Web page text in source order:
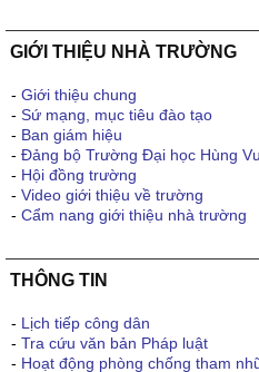
GIỚI THIỆU NHÀ TRƯỜNG
- Giới thiệu chung
- Sứ mạng, mục tiêu đào tạo
- Ban giám hiệu
- Đảng bộ Trường Đại học Hùng
- Hội đồng trường
- Video giới thiệu về trường
- Cẩm nang giới thiệu nhà trường
THÔNG TIN
- Lịch tiếp công dân
- Tra cứu văn bản Pháp luật
- Hoạt động phòng chống tham